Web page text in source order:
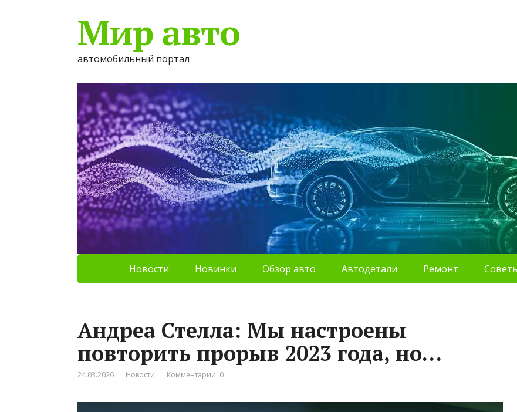
Мир авто
автомобильный портал
Новости Новинки Обзор авто Автодетали Ремонт
Андреа Стелла: Мы настроены
повторить прорыв 2023 года, но…
24.03.2026 Новости Комментарии: 0